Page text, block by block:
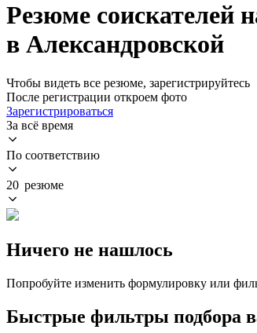
Резюме соискателей
в Александровской
Чтобы видеть все резюме, зарегистрируйтесь
После регистрации откроем фото
Зарегистрироваться
За всё время
По соответствию
20 резюме
Ничего не нашлось
Попробуйте изменить формулировку или
Быстрые фильтры подбора